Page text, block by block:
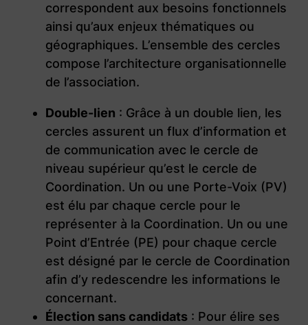
correspondent aux besoins fonctionnels
ainsi qu’aux enjeux thématiques ou
géographiques. L’ensemble des cercles
compose l’architecture organisationnelle
de l’association.
Double-lien : Grâce à un double lien, les
cercles assurent un flux d’information et
de communication avec le cercle de
niveau supérieur qu’est le cercle de
Coordination. Un ou une Porte-Voix (PV)
est élu par chaque cercle pour le
représenter à la Coordination. Un ou une
Point d’Entrée (PE) pour chaque cercle
est désigné par le cercle de Coordination
afin d’y redescendre les informations le
concernant.
Élection sans candidats: Pour élire ses